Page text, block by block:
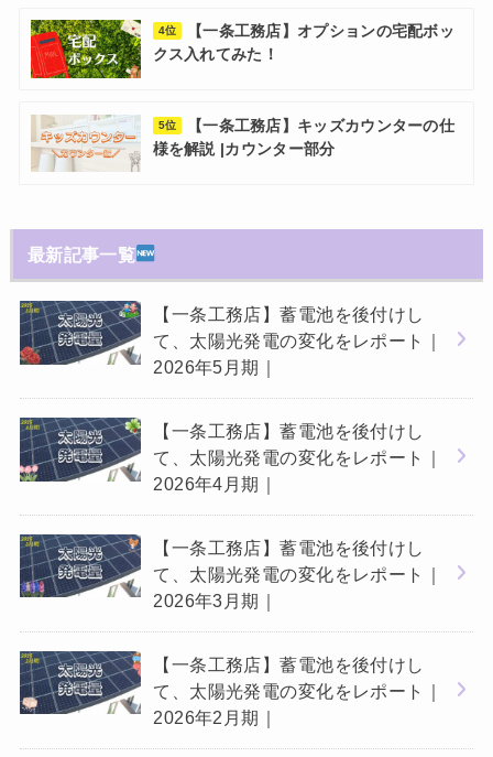
4位
【一条工務店】オプションの宅配ボッ
クス入れてみた！
5位
【一条工務店】キッズカウンターの仕
様を解説 |カウンター部分
最新記事一覧
【一条工務店】蓄電池を後付けし
て、太陽光発電の変化をレポート｜
2026年5月期｜
【一条工務店】蓄電池を後付けし
て、太陽光発電の変化をレポート｜
2026年4月期｜
【一条工務店】蓄電池を後付けし
て、太陽光発電の変化をレポート｜
2026年3月期｜
【一条工務店】蓄電池を後付けし
て、太陽光発電の変化をレポート｜
2026年2月期｜